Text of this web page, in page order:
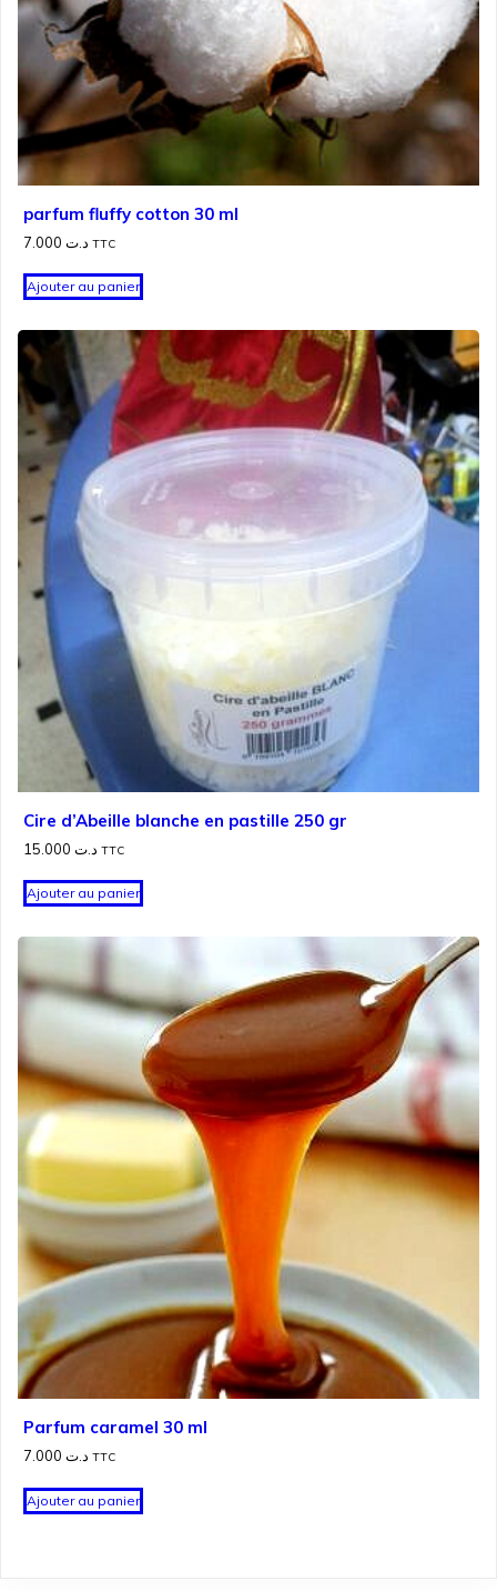
parfum fluffy cotton 30 ml
د.ت TTC
Ajouter au panier
Cire d’Abeille blanche en pastille 250 gr
د.ت TTC
Ajouter au panier
Parfum caramel 30 ml
د.ت TTC
Ajouter au panier